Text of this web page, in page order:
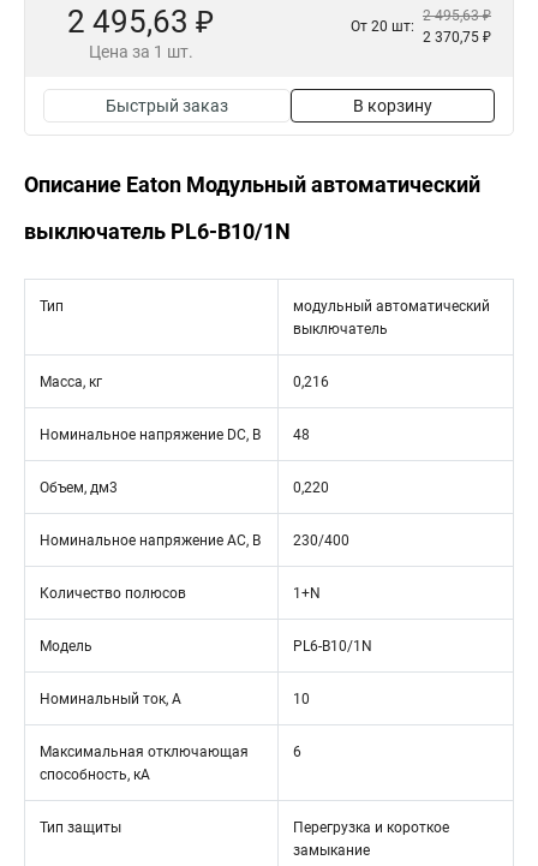
2 495,63 ₽
Цена за 1 шт.
От 20 шт:
2 495,63 ₽
2 370,75 ₽
Быстрый заказ В корзину
Описание Eaton Модульный автоматический
выключатель PL6-B10/1N
Тип
модульный автоматический
выключатель
Масса, кг 0,216
Номинальное напряжение DC, В 48
Объем, дм3 0,220
Номинальное напряжение АС, В 230/400
Количество полюсов 1+N
Модель PL6-B10/1N
Номинальный ток, А 10
Максимальная отключающая
способность, кА
6
Тип защиты
Перегрузка и короткое
замыкание